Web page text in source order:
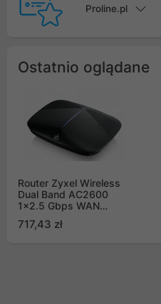
Proline.pl
Ostatnio oglądane
Router Zyxel Wireless
Dual Band AC2600
1x2.5 Gbps WAN
NBG6818-EU0102F
717,43 zł